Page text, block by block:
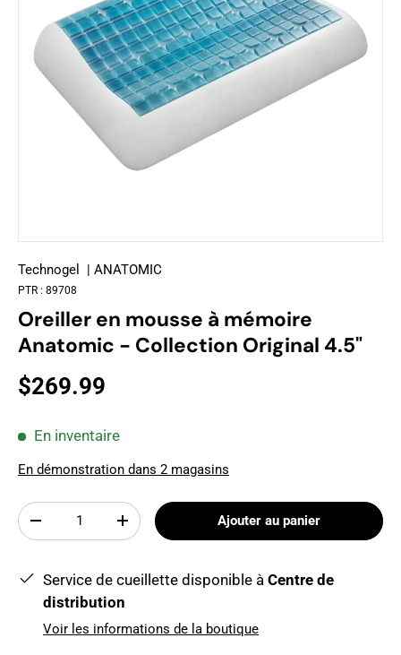
Technogel | ANATOMIC
PTR : 89708
Oreiller en mousse à mémoire
Anatomic - Collection Original 4.5"
$269.99
En inventaire
En démonstration dans 2 magasins
Qté
+ Ajouter au panier
Service de cueillette disponible à Centre de
distribution
Voir les informations de la boutique